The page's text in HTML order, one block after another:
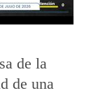
de la
de una